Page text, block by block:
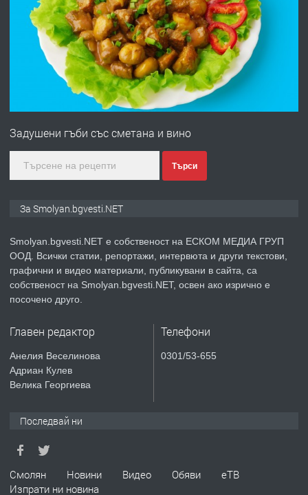
ПРЕДЛАГА
УДЪЛЖАВАНЕ НА ЧОВЕШКИЯТ
ЖИВОТ И ПОДОБРЯВАНЕ НА
НЕГОВОТО КАЧЕСТВО
преди 2 години
Имот в Северна Гърция, до Кавала
преди 2 години
ПРЕДЛАГА КЪЩА В МАРОНЯ
ТЪРСИ
ПРЕДЛАГА Давам Заведение Под Наем
Задушени гъби със сметана и вино
Търси
За Smolyan.bgvesti.NET
Smolyan.bgvesti.NET е собственост на ЕСКОМ МЕДИА ГРУП
ООД. Всички статии, репортажи, интервюта и други текстови,
графични и видео материали, публикувани в сайта, са
собственост на Smolyan.bgvesti.NET, освен ако изрично е
посочено друго.
Главен редактор
Анелия Веселинова
Адриан Кулев
Велика Георгиева
Телефони
0301/53-655
Последвай ни
Смолян Новини Видео Обяви
еТВ
Изпрати ни новина